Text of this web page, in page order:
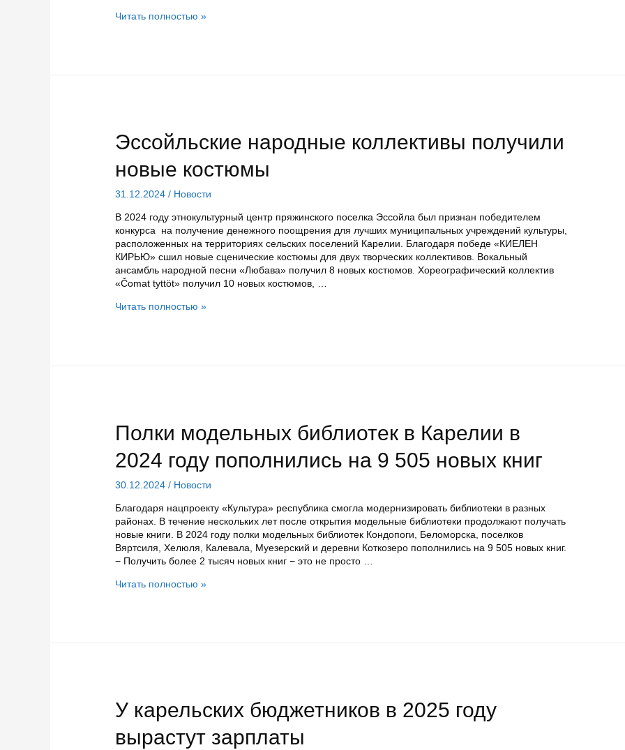
Депутат
вступающими
в
в
Читать полностью »
Эссойльские народные коллективы получили
новые костюмы
31.12.2024 / Новости
В 2024 году этнокультурный центр пряжинского поселка Эссойла был признан победителем
конкурса на получение денежного поощрения для лучших муниципальных учреждений культуры,
расположенных на территориях сельских поселений Карелии. Благодаря победе «КИЕЛЕН
КИРЬЮ» сшил новые сценические костюмы для двух творческих коллективов. Вокальный
ансамбль народной песни «Любава» получил 8 новых костюмов. Хореографический коллектив
«Čomat tyttöt» получил 10 новых костюмов, …
Эссойльские
Читать полностью »
Полки модельных библиотек в Карелии в
2024 году пополнились на 9 505 новых книг
30.12.2024 / Новости
Благодаря нацпроекту «Культура» республика смогла модернизировать библиотеки в разных
районах. В течение нескольких лет после открытия модельные библиотеки продолжают получать
новые книги. В 2024 году полки модельных библиотек Кондопоги, Беломорска, поселков
Вяртсиля, Хелюля, Калевала, Муезерский и деревни Коткозеро пополнились на 9 505 новых книг.
− Получить более 2 тысяч новых книг − это не просто …
Полки
на
9
новых
Читать полностью »
У карельских бюджетников в 2025 году
вырастут зарплаты